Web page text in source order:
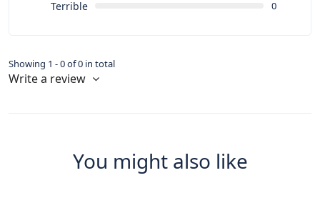
Terrible 0
Showing 1 - 0 of 0 in total
Write a review
You might also like